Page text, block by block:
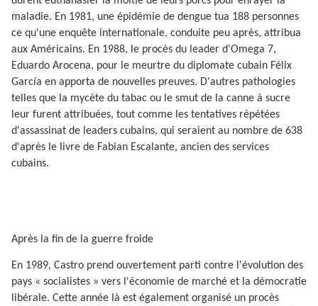
maladie. En 1981, une épidémie de dengue tua 188 personnes
ce qu'une enquête internationale, conduite peu après, attribua
aux Américains. En 1988, le procès du leader d'Omega 7,
Eduardo Arocena, pour le meurtre du diplomate cubain Félix
García en apporta de nouvelles preuves. D'autres pathologies
telles que la mycète du tabac ou le smut de la canne à sucre
leur furent attribuées, tout comme les tentatives répétées
d'assassinat de leaders cubains, qui seraient au nombre de 638
d'après le livre de Fabian Escalante, ancien des services
cubains.
Après la fin de la guerre froide
En 1989, Castro prend ouvertement parti contre l'évolution des
pays « socialistes » vers l'économie de marché et la démocratie
libérale. Cette année là est également organisé un procès